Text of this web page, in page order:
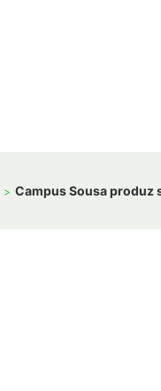
Campus Sousa produz